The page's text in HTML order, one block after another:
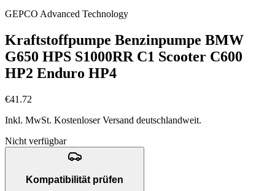
GEPCO Advanced Technology
Kraftstoffpumpe Benzinpumpe BMW
G650 HPS S1000RR C1 Scooter C600
HP2 Enduro HP4
€41.72
Inkl. MwSt. Kostenloser Versand deutschlandweit.
Nicht verfügbar
Kompatibilität prüfen